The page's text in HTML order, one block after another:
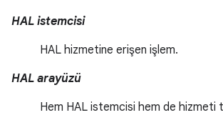
HAL istemcisi
HAL hizmetine erişen işlem.
HAL arayüzü
Hem HAL istemcisi hem de hizmeti